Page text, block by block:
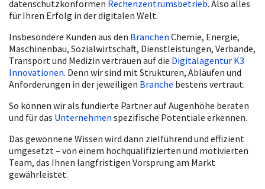
datenschutzkonformen Rechenzentrumsbetrieb. Also alles
für Ihren Erfolg in der digitalen Welt.
Insbesondere Kunden aus den Branchen Chemie, Energie,
Maschinenbau, Sozialwirtschaft, Dienstleistungen, Verbände,
Transport und Medizin vertrauen auf die Digitalagentur K3
Innovationen. Denn wir sind mit Strukturen, Abläufen und
Anforderungen in der jeweiligen Branche bestens vertraut.
So können wir als fundierte Partner auf Augenhöhe beraten
und für das Unternehmen spezifische Potentiale erkennen.
Das gewonnene Wissen wird dann zielführend und effizient
umgesetzt – von einem hochqualifizierten und motivierten
Team, das Ihnen langfristigen Vorsprung am Markt
gewährleistet.